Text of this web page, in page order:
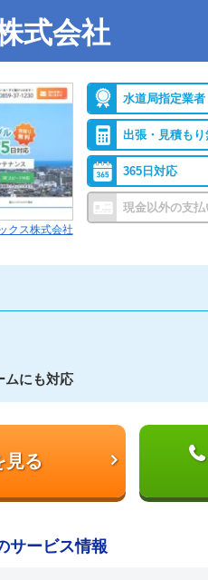
式会社
クス株式会社
水道局指定業者
出張・見積もり
365日対応
現金以外の支払
ムにも対応
見る
サービス情報